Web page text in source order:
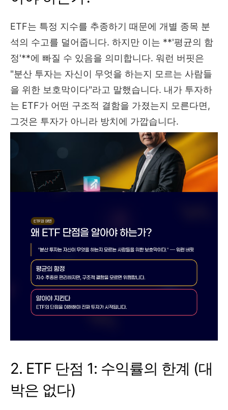
ETF는 특정 지수를 추종하기 때문에 개별 종목 분
석의 수고를 덜어줍니다. 하지만 이는 **'평균의 함
정'**에 빠질 수 있음을 의미합니다. 워런 버핏은
"분산 투자는 자신이 무엇을 하는지 모르는 사람들
을 위한 보호막이다"라고 말했습니다. 내가 투자하
는 ETF가 어떤 구조적 결함을 가졌는지 모른다면,
그것은 투자가 아니라 방치에 가깝습니다.
2. ETF 단점 1: 수익률의 한계 (대
박은 없다)